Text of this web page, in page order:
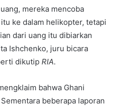
mereka mencoba
ke dalam helikopter, tetapi
dari uang itu dibiarkan
Ishchenko, juru bicara
dikutip RIA.
bahwa Ghani
beberapa laporan